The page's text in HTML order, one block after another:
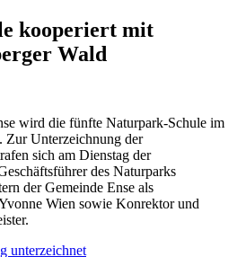
kooperiert mit
Wald
wird die fünfte Naturpark-Schule im
Zur Unterzeichnung der
sich am Dienstag der
des Naturparks
der Gemeinde Ense als
Wien sowie Konrektor und